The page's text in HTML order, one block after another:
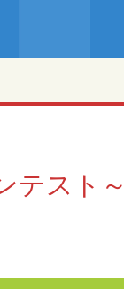
テスト